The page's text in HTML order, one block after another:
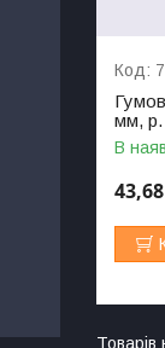
мм, р.
В